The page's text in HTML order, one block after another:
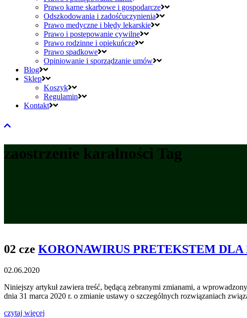
Prawo karne skarbowe i gospodarcze
Odszkodowania i zadośćuczynienia
Prawo medyczne i błędy lekarskie
Prawo i postępowanie cywilne
Prawo rodzinne i opiekuńcze
Prawo spadkowe
Opiniowanie i sporządzanie umów
Blog
Sklep
Koszyk
Regulamin
Kontakt
zaostrzenie karalności Tag
02 cze KORONAWIRUS PRETEKSTEM
02.06.2020
Niniejszy artykuł zawiera treść, będącą zebranymi zmianami, a
dnia 31 marca 2020 r. o zmianie ustawy o szczególnych rozwiązaniach
czytaj więcej